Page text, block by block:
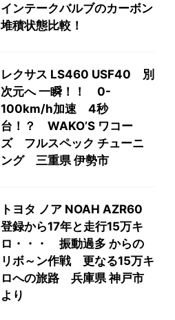
インテークバルブのカーボン
堆積状態比較！
レクサス LS460 USF40 別
次元へ 一瞬！！ 0-
100km/h加速 4秒
台！？ WAKO’S ワコー
ズ フルスペック チューニ
ング 三重県 伊勢市
トヨタ ノア NOAH AZR60
登録から17年と走行15万キ
ロ・・・ 振動過多 からの
リボ～ン作戦 更なる15万キ
ロへの旅路 兵庫県 神戸市
より